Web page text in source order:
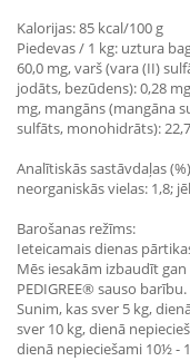
Kalorijas: 85 kcal/100 g
Piedevas / 1 kg: uztura
60,0 mg, varš (vara (II)
jodāts, bezūdens): 0,28
mg, mangāns (mangāna
sulfāts, monohidrāts):
Analītiskās sastāvdaļas
neorganiskās vielas: 1,8;
Barošanas režīms:
Ieteicamais dienas
Mēs iesakām izbaudīt
PEDIGREE® sauso barību.
Sunim, kas sver 5 kg,
sver 10 kg, dienā
dienā nepieciešami 10½ -